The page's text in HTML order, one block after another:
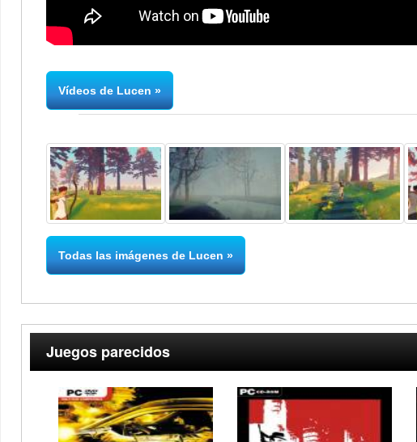
Vídeos de Lucen
Todas las imágenes de Lucen
Juegos parecidos